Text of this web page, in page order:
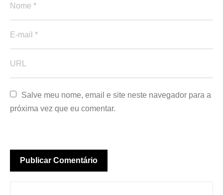
Salve meu nome, email e site neste navegador para a
próxima vez que eu comentar.